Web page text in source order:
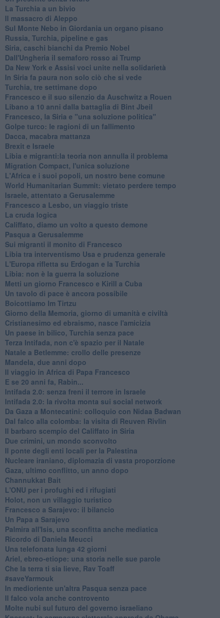
La Turchia a un bivio
Il massacro di Aleppo
Sul Monte Nebo in Giordania un organo pisano
Russia, Turchia, pipeline e gas
Siria, caschi bianchi da Premio Nobel
Dall'Ungheria il semaforo rosso ai Trump
Da New York e Assisi voci unite nella solidarietà
In Siria fa paura non solo ciò che si vede
Turchia, tre settimane dopo
Francesco e il suo silenzio da Auschwitz a Rouen
Libano a 10 anni dalla battaglia di Bint Jbeil
Francesco, la Siria e "una soluzione politica"
Golpe turco: le ragioni di un fallimento
Dacca, macabra mattanza
Brexit e Israele
Libia e migranti:la teoria non annulla il problema
Migration Compact, l'unica soluzione
L'Africa e i suoi popoli, un nostro bene comune
World Humanitarian Summit: vietato perdere tempo
Israele, attentato a Gerusalemme
Francesco a Lesbo, un viaggio triste
La cruda logica
Califfato, diamo un volto a questo demone
Pasqua a Gerusalemme
Sui migranti il monito di Francesco
Libia tra interventismo Usa e prudenza generale
L'Europa rifletta su Erdogan e la Turchia
Libia: non è la guerra la soluzione
Metti un giorno Francesco e Kirill a Cuba
Un tavolo di pace è ancora possibile
Boicottiamo Im Tirtzu
Giorno della Memoria, giorno di umanità e civiltà
Cristianesimo ed ebraismo, nasce l'amicizia
Un paese in bilico, Turchia senza pace
Terza Intifada, non c'è spazio per il Natale
Natale a Betlemme: crollo delle presenze
Mandela, due anni dopo
Il viaggio in Africa di Papa Francesco
E se 20 anni fa, Rabin...
Intifada 2.0: senza freni il terrore in Israele
Intifada 2.0: la rivolta monta sui social network
Da Gaza a Montecatini: colloquio con Nidaa Badwan
Dal falco alla colomba: la visita di Reuven Rivlin
Il barbaro scempio del Califfato in Siria
Due crimini, un mondo sconvolto
Il ponte degli enti locali per la Palestina
Nucleare iraniano, diplomazia di vasta proporzione
Gaza, ultimo conflitto, un anno dopo
Channukkat Bait
L'ONU per i profughi ed i rifugiati
Holot, non un villaggio turistico
Francesco a Sarajevo: il bilancio
Un Papa a Sarajevo
Palmira all'Isis, una sconfitta anche mediatica
Ricordo di Daniela Meucci
​Una telefonata lunga 42 giorni
​Ariel, ebreo-etiope: una storia nelle sue parole
Che la terra ti sia lieve, Rav Toaff
​#saveYarmouk
​In medioriente un'altra Pasqua senza pace
​Il falco vola anche controvento
Molte nubi sul futuro del governo israeliano